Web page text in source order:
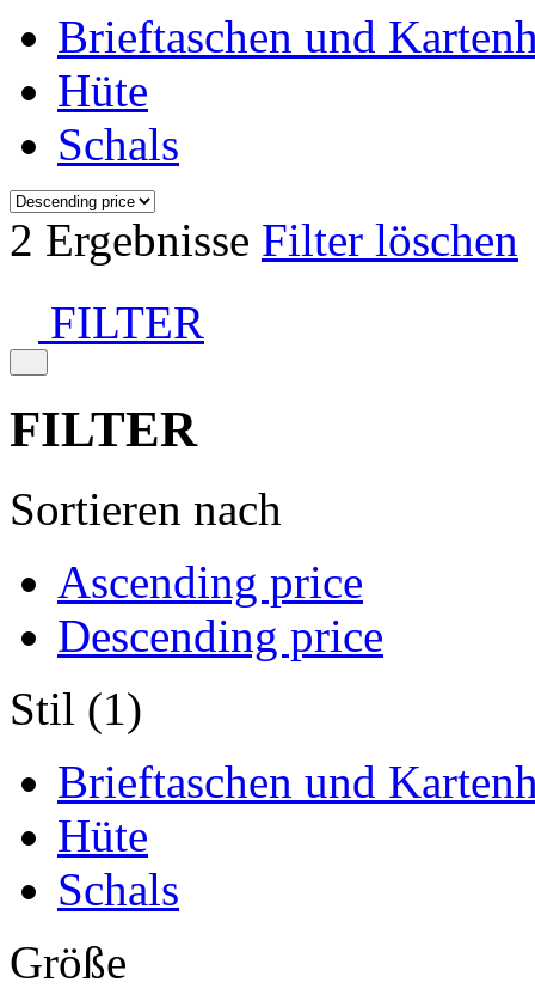
Brieftaschen und
Hüte
Schals
2 Ergebnisse Filter löschen
FILTER
FILTER
Sortieren nach
Ascending price
Descending price
Stil (1)
Brieftaschen und
Hüte
Schals
Größe